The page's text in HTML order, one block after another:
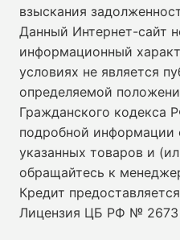
взыскания
Данный Интернет-сайт
информационный
условиях не является
определяемой
Гражданского кодекса
подробной информации
указанных товаров и
обращайтесь к
Кредит
Лицензия ЦБ РФ № 2673